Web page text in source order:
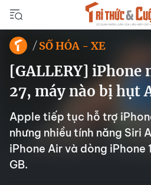
SỐ HÓA - XE
[GALLERY] iPhone
27, máy nào bị hụt
Apple tiếp tục hỗ trợ
nhưng nhiều tính năng Siri
iPhone Air và dòng iPhone
GB.